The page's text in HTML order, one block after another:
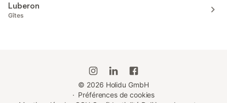
Luberon
Gîtes
© 2026 Holidu GmbH
· Préférences de cookies